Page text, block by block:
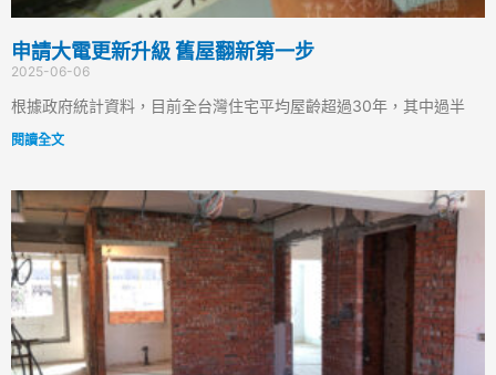
申請大電更新升級 舊屋翻新第一步
2025-06-06
根據政府統計資料，目前全台灣住宅平均屋齡超過30年，其中過半
閱讀全文